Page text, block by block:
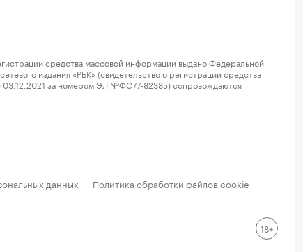
средства массовой информации выдано Федеральной
издания «РБК» (свидетельство о регистрации средства
03.12.2021 за номером ЭЛ №ФС77-82385) сопровождаются
данных · Политика обработки файлов cookie
18+